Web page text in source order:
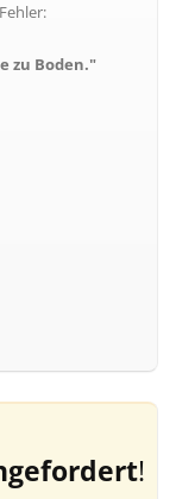
zu Boden."
!